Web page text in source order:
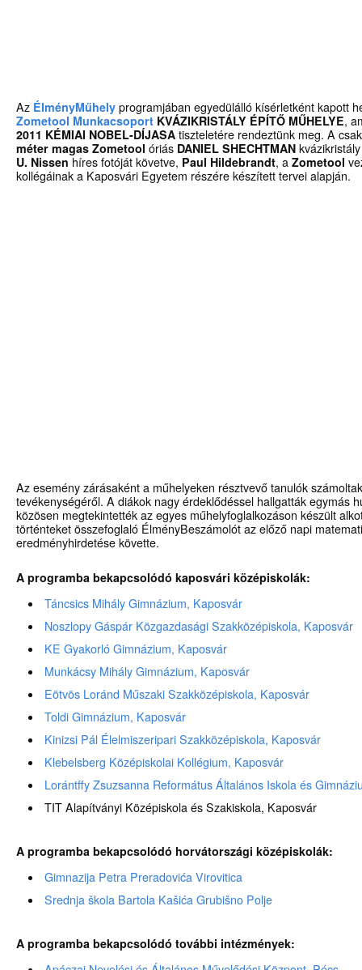
Az ÉlményMűhely programjában egyedülálló kísérletként kapott
Zometool Munkacsoport KVÁZIKRISTÁLY ÉPÍTŐ MŰHELYE,
2011 KÉMIAI NOBEL-DÍJASA tiszteletére rendeztünk meg. A
méter magas Zometool óriás DANIEL SHECHTMAN
U. Nissen híres fotóját követve, Paul Hildebrandt, a Zometool
kollégáinak a Kaposvári Egyetem részére készített tervei alapján.
Az esemény zárásaként a műhelyeken résztvevő tanulók
tevékenységéről. A diákok nagy érdeklődéssel hallgatták egymás
közösen megtekintették az egyes műhelyfoglalkozáson készült
történteket összefoglaló ÉlményBeszámolót az előző napi
eredményhirdetése követte.
A programba bekapcsolódó kaposvári középiskolák:
Táncsics Mihály Gimnázium, Kaposvár
Noszlopy Gáspár Közgazdasági Szakközépiskola, Kaposvár
KE Gyakorló Gimnázium, Kaposvár
Munkácsy Mihály Gimnázium, Kaposvár
Eötvös Loránd Műszaki Szakközépiskola, Kaposvár
Toldi Gimnázium, Kaposvár
Kinizsi Pál Élelmiszeripari Szakközépiskola, Kaposvár
Klebelsberg Középiskolai Kollégium, Kaposvár
Lorántffy Zsuzsanna Református Általános Iskola és
TIT Alapítványi Középiskola és Szakiskola, Kaposvár
A programba bekapcsolódó horvátországi középiskolák:
Gimnazija Petra Preradovića Virovitica
Srednja škola Bartola Kašića Grubišno Polje
A programba bekapcsolódó további intézmények: